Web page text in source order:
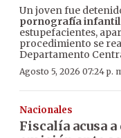
Un joven fue
pornografía infantil
estupefacientes,
procedimiento se
Departamento
Agosto 5, 2026 07:24 p.
Nacionales
Fiscalía acusa